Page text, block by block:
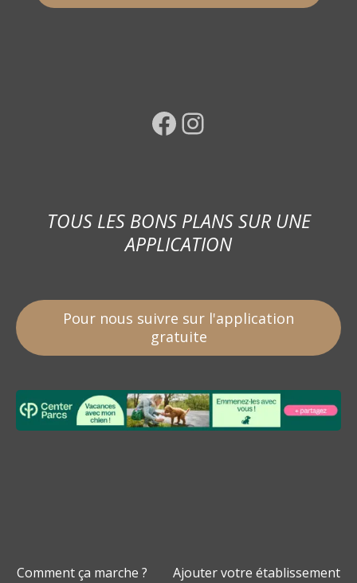
Facebook Instagram
TOUS LES BONS PLANS SUR UNE
APPLICATION
Pour nous suivre sur l'application
gratuite
Comment ça marche ? Ajouter votre établissement